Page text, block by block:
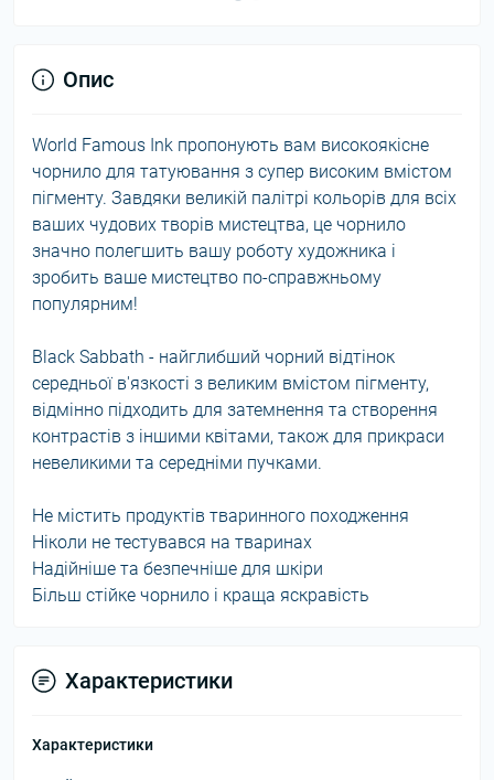
Опис
World Famous Ink пропонують вам високоякісне
чорнило для татуювання з супер високим вмістом
пігменту. Завдяки великій палітрі кольорів для всіх
ваших чудових творів мистецтва, це чорнило
значно полегшить вашу роботу художника і
зробить ваше мистецтво по-справжньому
популярним!
Black Sabbath - найглибший чорний відтінок
середньої в'язкості з великим вмістом пігменту,
відмінно підходить для затемнення та створення
контрастів з іншими квітами, також для прикраси
невеликими та середніми пучками.
Не містить продуктів тваринного походження
Ніколи не тестувався на тваринах
Надійніше та безпечніше для шкіри
Більш стійке чорнило і краща яскравість
Характеристики
Характеристики